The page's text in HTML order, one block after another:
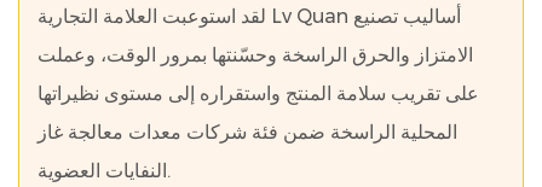
لقد استوعبت العلامة التجارية Lv Quan أساليب تصنيع
الامتزاز والحرق الراسخة وحسّنتها بمرور الوقت، وعملت
على تقريب سلامة المنتج واستقراره إلى مستوى نظيراتها
المحلية الراسخة ضمن فئة شركات معدات معالجة غاز
النفايات العضوية.